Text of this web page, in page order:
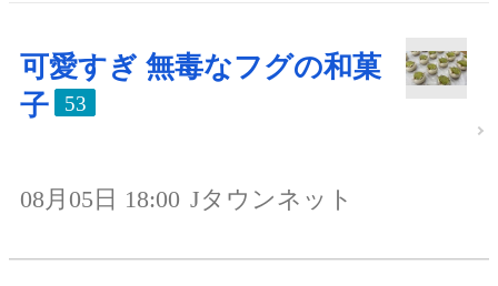
可愛すぎ 無毒なフグの和菓
子
53
08月05日 18:00 Jタウンネット